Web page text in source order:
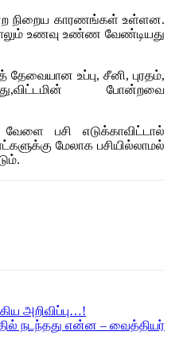
நிறைய காரணங்கள் உள்ளன.
உணவு உண்ண வேண்டியது
உப்பு, சீனி, புரதம்,
போன்றவை
பசி எடுக்காவிட்டால்
மேலாக பசியில்லாமல்
அறிவிப்பு…!
நடந்தது என்ன – வைத்தியர்